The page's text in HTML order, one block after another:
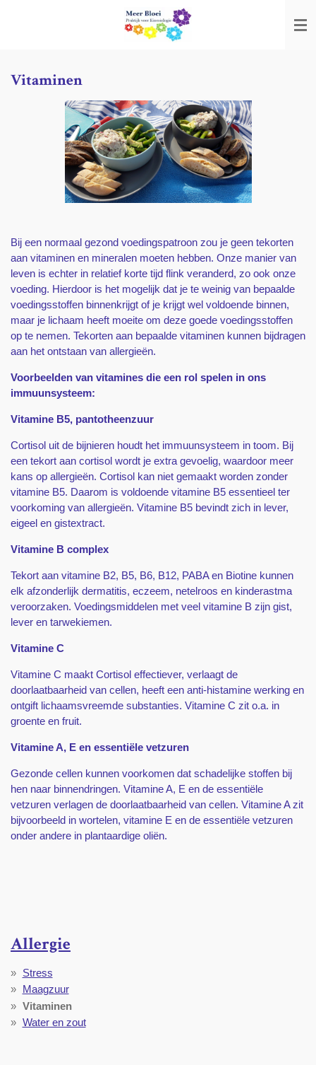
hoofdinhoud
Vitaminen
Bij een normaal gezond voedingspatroon zou je geen tekorten
aan vitaminen en mineralen moeten hebben. Onze manier van
leven is echter in relatief korte tijd flink veranderd, zo ook onze
voeding. Hierdoor is het mogelijk dat je te weinig van bepaalde
voedingsstoffen binnenkrijgt of je krijgt wel voldoende binnen,
maar je lichaam heeft moeite om deze goede voedingsstoffen
op te nemen. Tekorten aan bepaalde vitaminen kunnen bijdragen
aan het ontstaan van allergieën.
Voorbeelden van vitamines die een rol spelen in ons
immuunsysteem:
Vitamine B5, pantotheenzuur
Cortisol uit de bijnieren houdt het immuunsysteem in toom. Bij
een tekort aan cortisol wordt je extra gevoelig, waardoor meer
kans op allergieën. Cortisol kan niet gemaakt worden zonder
vitamine B5. Daarom is voldoende vitamine B5 essentieel ter
voorkoming van allergieën. Vitamine B5 bevindt zich in lever,
eigeel en gistextract.
Vitamine B complex
Tekort aan vitamine B2, B5, B6, B12, PABA en Biotine kunnen
elk afzonderlijk dermatitis, eczeem, netelroos en kinderastma
veroorzaken. Voedingsmiddelen met veel vitamine B zijn gist,
lever en tarwekiemen.
Vitamine C
Vitamine C maakt Cortisol effectiever, verlaagt de
doorlaatbaarheid van cellen, heeft een anti-histamine werking en
ontgift lichaamsvreemde substanties. Vitamine C zit o.a. in
groente en fruit.
Vitamine A, E en essentiële vetzuren
Gezonde cellen kunnen voorkomen dat schadelijke stoffen bij
hen naar binnendringen. Vitamine A, E en de essentiële
vetzuren verlagen de doorlaatbaarheid van cellen. Vitamine A zit
bijvoorbeeld in wortelen, vitamine E en de essentiële vetzuren
onder andere in plantaardige oliën.
Allergie
Stress
Maagzuur
Vitaminen
Water en zout